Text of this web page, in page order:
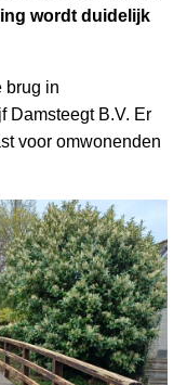
wordt duidelijk
brug in
Damsteegt B.V. Er
voor omwonenden